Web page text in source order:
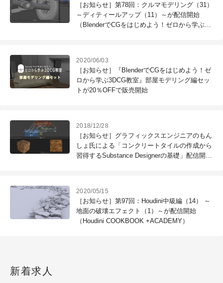
［お知らせ］第78回：クルマモデリング（31）
～ディティールアップ（11）～が配信開始
（BlenderでCGをはじめよう！ゼロから学ぶ
2020/06/03
［お知らせ］『BlenderでCGをはじめよう！ゼ
ロから学ぶ3DCG教室』部屋モデリング編セッ
トが20％OFFで販売開始
2018/12/28
［お知らせ］グラフィックスエンジニアのもん
しょ氏による「コンクリートタイルの作成から
習得するSubstance Designerの基礎」配信開始
2020/05/15
［お知らせ］第97回：Houdini中級編（14） ～
地面の破壊エフェクト（1）～が配信開始
（Houdini COOKBOOK +ACADEMY）
新着求人